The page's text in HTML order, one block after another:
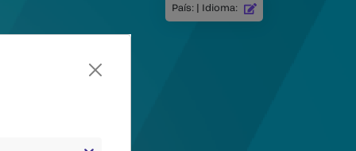
País: | Idioma: